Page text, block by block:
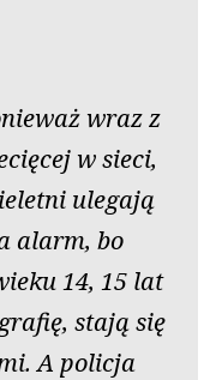
wraz z
w sieci,
ulegają
alarm, bo
14, 15 lat
stają się
A policja